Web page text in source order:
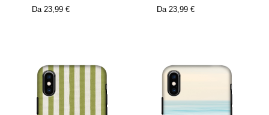
Da 23,99 €
Da 23,99 €